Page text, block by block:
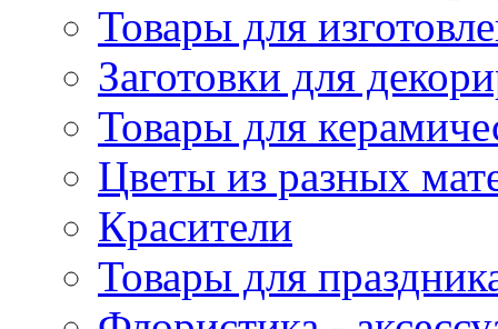
Товары для
Заготовки для
Товары для
Цветы из разных
Красители
Товары для